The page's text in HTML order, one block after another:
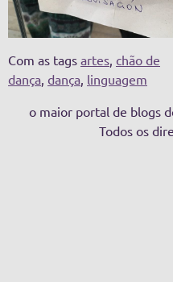
Com as tags artes chão de
dança dança linguagem
o maior portal de blogs
Todos os